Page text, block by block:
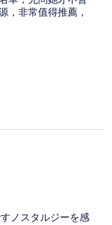
，非常值得推薦，
ノスタルジーを感